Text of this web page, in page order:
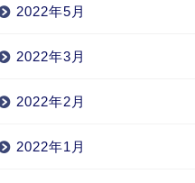
2022年5月
2022年3月
2022年2月
2022年1月